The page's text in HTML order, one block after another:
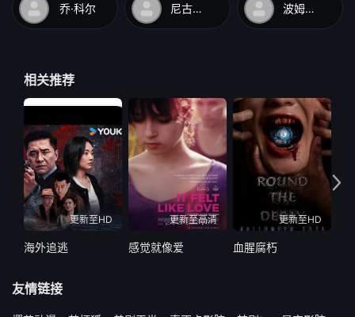
乔·科尔 尼古拉斯·谢克 波姆恰努克·马布兰
相关推荐
更新至HD
海外追逃
更新至高清
感觉就像爱
更新至HD
血腥腐朽
友情链接